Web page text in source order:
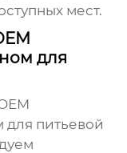
мест.
для
для питьевой